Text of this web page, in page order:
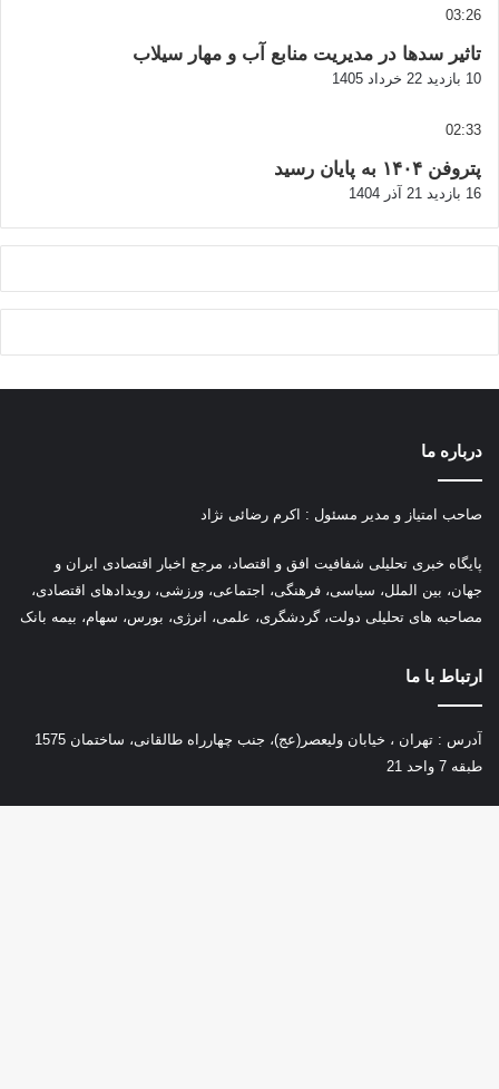
03:26
تاثیر سدها در مدیریت منابع آب و مهار سیلاب
10 بازدید 22 خرداد 1405
02:33
پتروفن ۱۴۰۴ به پایان رسید
16 بازدید 21 آذر 1404
درباره ما
صاحب امتیاز و مدیر مسئول : اکرم رضائی نژاد
پایگاه خبری تحلیلی شفافیت افق و اقتصاد، مرجع اخبار اقتصادی ایران و
جهان، بین الملل، سیاسی، فرهنگی، اجتماعی، ورزشی، رویدادهای اقتصادی،
مصاحبه های تحلیلی دولت، گردشگری، علمی، انرژی، بورس، سهام، بیمه بانک
ارتباط با ما
آدرس : تهران ، خیابان ولیعصر(عج)، جنب چهارراه طالقانی، ساختمان 1575
طبقه 7 واحد 21